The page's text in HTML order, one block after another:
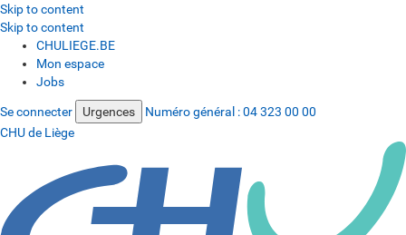
Skip to content
Skip to content
CHULIEGE.BE
Mon espace
Jobs
Se connecter Urgences Numéro général :04 323 00 00
CHU de Liège